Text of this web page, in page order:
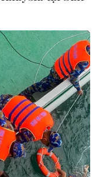
tử vong ở